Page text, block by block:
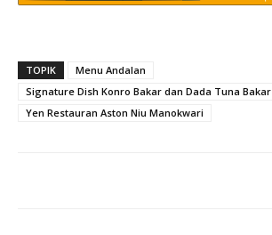
TOPIK
Menu Andalan
Signature Dish Konro Bakar dan Dada Tuna Bakar
Yen Restauran Aston Niu Manokwari